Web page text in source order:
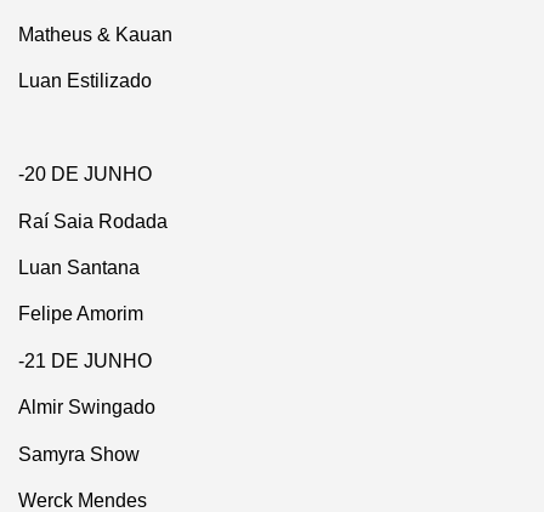
Matheus & Kauan
Luan Estilizado
-20 DE JUNHO
Raí Saia Rodada
Luan Santana
Felipe Amorim
-21 DE JUNHO
Almir Swingado
Samyra Show
Werck Mendes